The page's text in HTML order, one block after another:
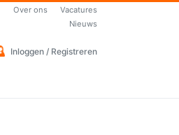
Over ons
Vacatures
Nieuws
Inloggen / Registreren